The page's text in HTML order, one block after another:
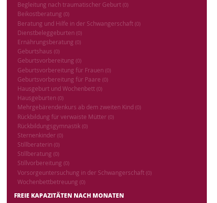
Begleitung nach traumatischer Geburt (0)
Beikostberatung (0)
Beratung und Hilfe in der Schwangerschaft (0)
Dienstbeleggeburten (0)
Ernährungsberatung (0)
Geburtshaus (0)
Geburtsvorbereitung (0)
Geburtsvorbereitung für Frauen (0)
Geburtsvorbereitung für Paare (0)
Hausgeburt und Wochenbett (0)
Hausgeburten (0)
Mehrgebärendenkurs ab dem zweiten Kind (0)
Rückbildung für verwaiste Mütter (0)
Rückbildungsgymnastik (0)
Sternenkinder (0)
Stillberaterin (0)
Stillberatung (0)
Stillvorbereitung (0)
Vorsorgeuntersuchung in der Schwangerschaft (0)
Wochenbettbetreuung (0)
FREIE KAPAZITÄTEN NACH MONATEN